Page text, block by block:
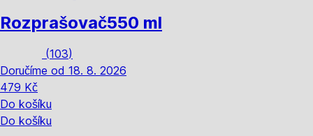
Rozprašovač550 ml
(103)
Doručíme od 18. 8. 2026
479 Kč
Do košíku
Do košíku